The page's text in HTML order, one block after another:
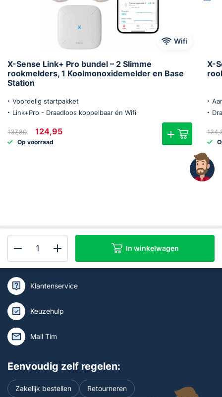
Wifi
X-Sense Link+ Pro bundel – 2 Slimme
rookmelders, 1 Koolmonoxidemelder en Base
Station
Voordelig startpakket
Link+Pro - Draadloos koppelbaar én Wifi
137,80
Oorspronkelijke
prijs
was:
124,95
Op voorraad
X-
Brandpreventiebox
Koppelbaar
aantal
In winkelwagen
Kan ik je helpen of wil je deskundig
advies?
Klantenservice
Keuzehulp
Mail Tim
Eenvoudig zelf regelen:
Zakelijk bestellen Retourneren